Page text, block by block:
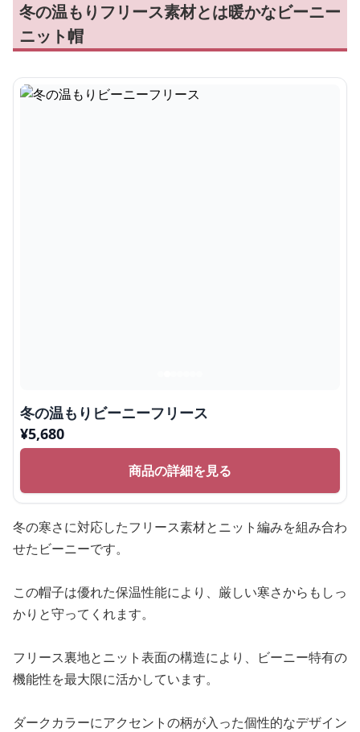
冬の温もりフリース素材とは暖かなビーニー
ニット帽
冬の温もりビーニーフリース
¥5,680
商品の詳細を見る
冬の寒さに対応したフリース素材とニット編みを組み合わ
せたビーニーです。
この帽子は優れた保温性能により、厳しい寒さからもしっ
かりと守ってくれます。
フリース裏地とニット表面の構造により、ビーニー特有の
機能性を最大限に活かしています。
ダークカラーにアクセントの柄が入った個性的なデザイン